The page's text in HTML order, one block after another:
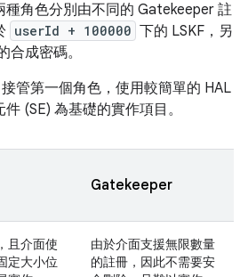
種角色分別由不同的 Gatekeeper 註
userId + 100000 下的 LSKF，另
合成密碼。
管第一個角色，使用較簡單的 HAL
(SE) 為基礎的實作項目。
Gatekeeper
且介面使
定大小位
由於介面支援無限數量
的註冊，因此不需要安